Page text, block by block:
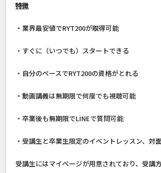
特徴
・業界最安値でRYT200が取得可能
・すぐに（いつでも）スタートできる
・自分のペースでRYT200の資格がとれる
・動画講義は無期限で何度でも視聴可能
・卒業後も無期限でLINEで質問可能
・受講生と卒業生限定のイベントレッスン、対
受講生にはマイページが用意されており、受講